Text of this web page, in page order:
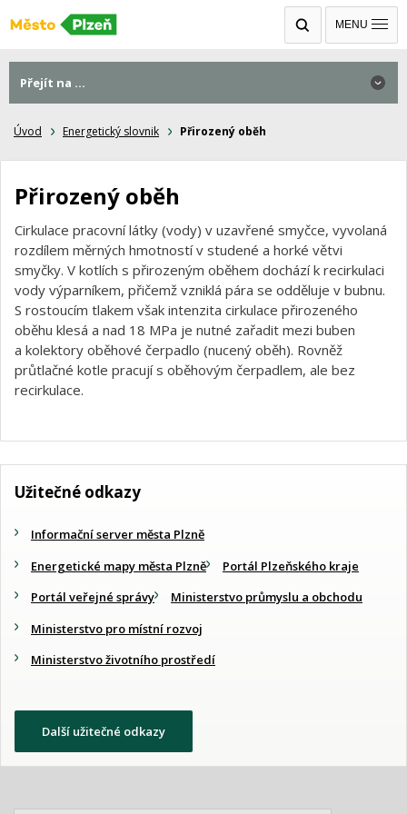
MENU
Úvod Energetický slovnik Přirozený oběh
Přirozený oběh
Cirkulace pracovní látky (vody) v uzavřené smyčce, vyvolaná
rozdílem měrných hmotností v studené a horké větvi
smyčky. V kotlích s přirozeným oběhem dochází k recirkulaci
vody výparníkem, přičemž vzniklá pára se odděluje v bubnu.
S rostoucím tlakem však intenzita cirkulace přirozeného
oběhu klesá a nad 18 MPa je nutné zařadit mezi buben
a kolektory oběhové čerpadlo (nucený oběh). Rovněž
průtlačné kotle pracují s oběhovým čerpadlem, ale bez
recirkulace.
Přejít na ...
Užitečné odkazy
Informační server města Plzně
Energetické mapy města Plzně
Portál Plzeňského kraje
Portál veřejné správy
Ministerstvo průmyslu a obchodu
Ministerstvo pro místní rozvoj
Ministerstvo životního prostředí
Další užitečné odkazy